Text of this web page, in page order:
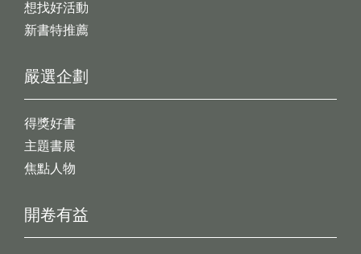
想找好活動
新書特推薦
開卷有益
嚴選企劃
得獎好書
主題書展
焦點人物